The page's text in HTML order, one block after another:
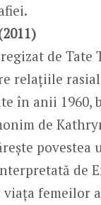
de Tate
relațiile
în anii 1960,
de
povestea
de
viața femeilor